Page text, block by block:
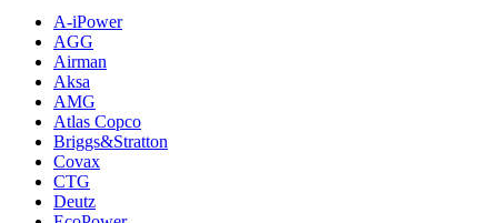
A-iPower
AGG
Airman
Aksa
AMG
Atlas Copco
Briggs&Stratton
Covax
CTG
Deutz